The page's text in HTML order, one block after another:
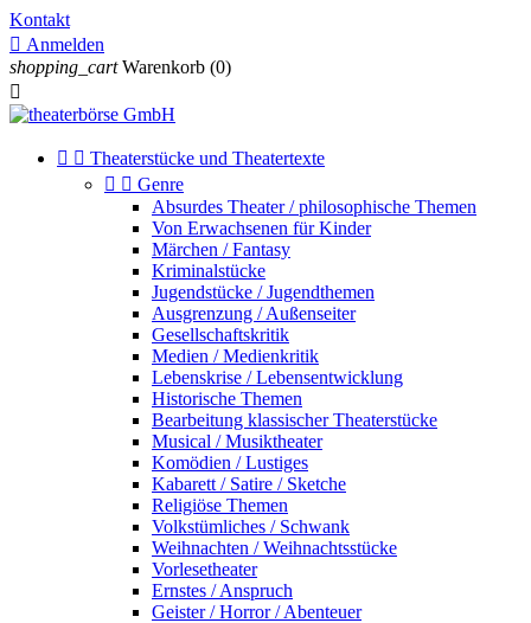
Kontakt
 Anmelden
shopping_cart Warenkorb (0)

  Theaterstücke und Theatertexte
  Genre
Absurdes Theater / philosophische Themen
Von Erwachsenen für Kinder
Märchen / Fantasy
Kriminalstücke
Jugendstücke / Jugendthemen
Ausgrenzung / Außenseiter
Gesellschaftskritik
Medien / Medienkritik
Lebenskrise / Lebensentwicklung
Historische Themen
Bearbeitung klassischer Theaterstücke
Musical / Musiktheater
Komödien / Lustiges
Kabarett / Satire / Sketche
Religiöse Themen
Volkstümliches / Schwank
Weihnachten / Weihnachtsstücke
Vorlesetheater
Ernstes / Anspruch
Geister / Horror / Abenteuer